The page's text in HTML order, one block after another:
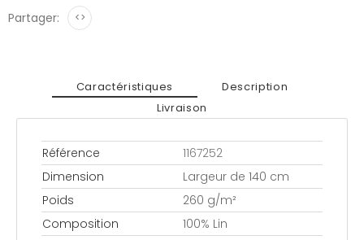
Partager: <>
Caractéristiques
Description
Livraison
Référence
1167252
Dimension
Largeur de 140 cm
Poids
260 g/m²
Composition
100% Lin